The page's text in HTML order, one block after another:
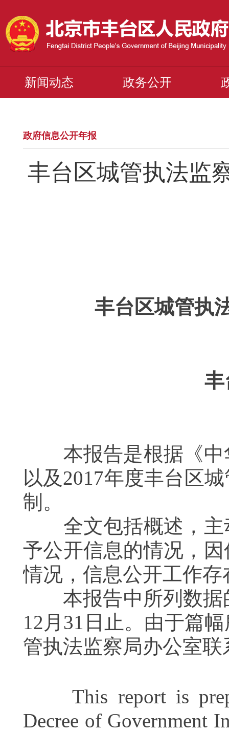
新闻动态 政务公开
政府信息公开年报
丰台区城管执法监
丰台区城管执
丰
本报告是根据《中
以及2017年度丰台区
制。
全文包括概述，主
予公开信息的情况，
情况，信息公开工作
本报告中所列数据
12月31日止。由于篇
管执法监察局办公室联
This report is
Decree of Government